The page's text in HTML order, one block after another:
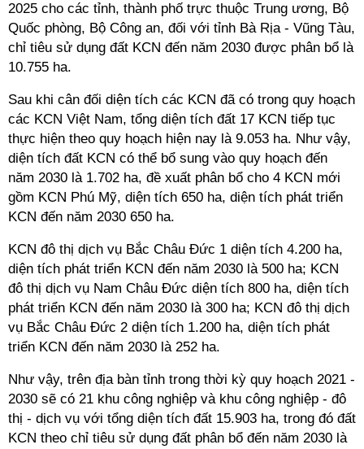
2025 cho các tỉnh, thành phố trực thuộc Trung ương, Bộ
Quốc phòng, Bộ Công an, đối với tỉnh Bà Rịa - Vũng Tàu,
chỉ tiêu sử dụng đất KCN đến năm 2030 được phân bổ là
10.755 ha.
Sau khi cân đối diện tích các KCN đã có trong quy hoạch
các KCN Việt Nam, tổng diện tích đất 17 KCN tiếp tục
thực hiện theo quy hoạch hiện nay là 9.053 ha. Như vậy,
diện tích đất KCN có thể bổ sung vào quy hoạch đến
năm 2030 là 1.702 ha, đề xuất phân bổ cho 4 KCN mới
gồm KCN Phú Mỹ, diện tích 650 ha, diện tích phát triển
KCN đến năm 2030 650 ha.
KCN đô thị dịch vụ Bắc Châu Đức 1 diện tích 4.200 ha,
diện tích phát triển KCN đến năm 2030 là 500 ha; KCN
đô thị dịch vụ Nam Châu Đức diện tích 800 ha, diện tích
phát triển KCN đến năm 2030 là 300 ha; KCN đô thị dịch
vụ Bắc Châu Đức 2 diện tích 1.200 ha, diện tích phát
triển KCN đến năm 2030 là 252 ha.
Như vậy, trên địa bàn tỉnh trong thời kỳ quy hoạch 2021 -
2030 sẽ có 21 khu công nghiệp và khu công nghiệp - đô
thị - dịch vụ với tổng diện tích đất 15.903 ha, trong đó đất
KCN theo chỉ tiêu sử dụng đất phân bổ đến năm 2030 là